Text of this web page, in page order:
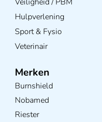
Hulpverlening
Sport & Fysio
Veterinair
Merken
Burnshield
Nobamed
Riester